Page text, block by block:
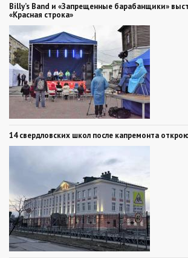
Billy’s Band и «Запрещенные барабанщики»
«Красная строка»
14 свердловских школ после капремонта